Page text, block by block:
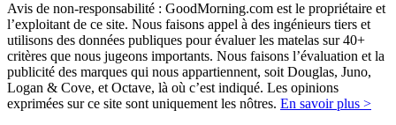
Avis de non-responsabilité : GoodMorning.com est le propriétaire et
l’exploitant de ce site. Nous faisons appel à des ingénieurs tiers et
utilisons des données publiques pour évaluer les matelas sur 40+
critères que nous jugeons importants. Nous faisons l’évaluation et la
publicité des marques qui nous appartiennent, soit Douglas, Juno,
Logan & Cove, et Octave, là où c’est indiqué. Les opinions
exprimées sur ce site sont uniquement les nôtres. En savoir plus >